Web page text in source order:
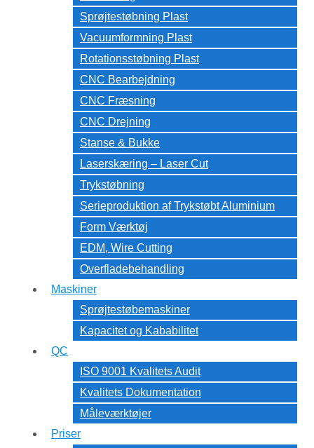
Sprøjtestøbning Plast
Vacuumformning Plast
Rotationsstøbning Plast
CNC Bearbejdning
CNC Fræsning
CNC Drejning
Stanse & Bukke
Laserskæring – Laser Cut
Trykstøbning
Serieproduktion af Trykstøbt Aluminium
Form Værktøj
EDM, Wire Cutting
Overfladebehandling
Maskiner
Sprøjtestøbemaskiner
Kapacitet og Kababilitet
QC
ISO 9001 Kvalitets Audit
Kvalitets Dokumentation
Måleværktøjer
Priser